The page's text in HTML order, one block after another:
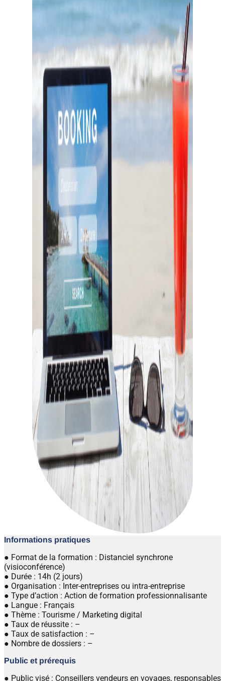
Informations pratiques
● Format de la formation : Distanciel synchrone
(visioconférence)
● Durée : 14h (2 jours)
● Organisation : Inter-entreprises ou intra-entreprise
● Type d’action : Action de formation professionnalisante
● Langue : Français
● Thème : Tourisme / Marketing digital
● Taux de réussite : –
● Taux de satisfaction : –
● Nombre de dossiers : –
Public et prérequis
● Public visé : Conseillers vendeurs en voyages, responsables